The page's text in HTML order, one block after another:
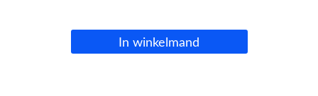
In winkelmand